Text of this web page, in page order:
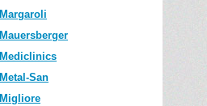
Margaroli
Mauersberger
Mediclinics
Metal-San
Migliore